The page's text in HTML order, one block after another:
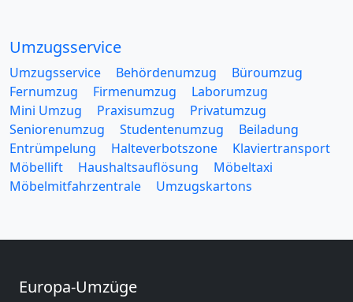
Umzugsservice
Umzugsservice Behördenumzug
Büroumzug
Fernumzug
Firmenumzug
Laborumzug
Mini Umzug
Praxisumzug
Privatumzug
Seniorenumzug
Studentenumzug
Beiladung
Entrümpelung
Halteverbotszone
Klaviertransport
Möbellift
Haushaltsauflösung
Möbeltaxi
Möbelmitfahrzentrale
Umzugskartons
Europa-Umzüge